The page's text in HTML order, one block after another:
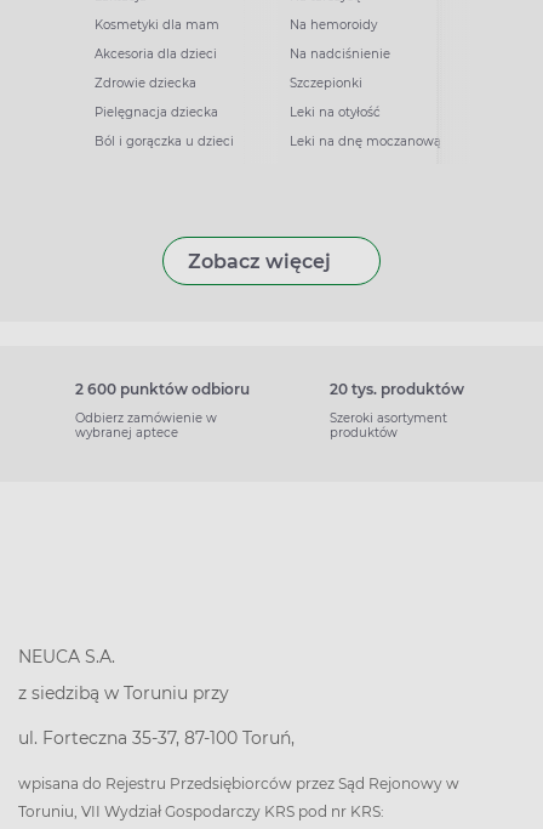
Kosmetyki dla mam
Akcesoria dla dzieci
Zdrowie dziecka
Pielęgnacja dziecka
Ból i gorączka u dzieci
Na hemoroidy
Na nadciśnienie
Szczepionki
Leki na otyłość
Leki na dnę moczanową
Zobacz więcej
2 600 punktów odbioru
Odbierz zamówienie w
wybranej aptece
20 tys. produktów
Szeroki asortyment
produktów
NEUCA S.A.
z siedzibą w Toruniu przy
ul. Forteczna 35-37, 87-100 Toruń,
wpisana do Rejestru Przedsiębiorców przez Sąd Rejonowy w
Toruniu, VII Wydział Gospodarczy KRS pod nr KRS: